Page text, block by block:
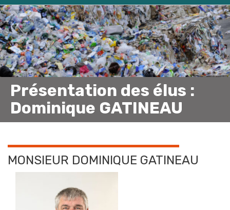
Présentation des élus :
Dominique GATINEAU
MONSIEUR DOMINIQUE GATINEAU